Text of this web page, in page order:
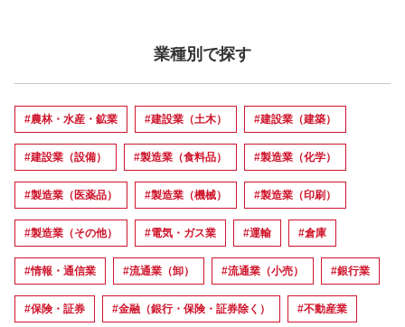
業種別で探す
#農林・水産・鉱業 #建設業（土木） #建設業（建築）
#建設業（設備） #製造業（食料品） #製造業（化学）
#製造業（医薬品） #製造業（機械） #製造業（印刷）
#製造業（その他） #電気・ガス業 #運輸 #倉庫
#情報・通信業 #流通業（卸） #流通業（小売） #銀行業
#保険・証券 #金融（銀行・保険・証券除く） #不動産業